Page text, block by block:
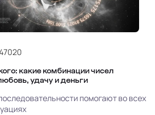
какие комбинации чисел
удачу и деньги
помогают во всех